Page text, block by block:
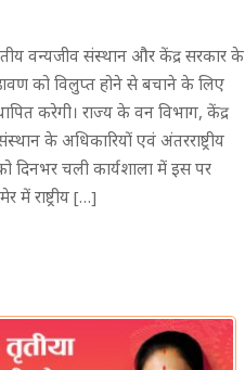
वन्यजीव संस्थान और केंद्र सरकार के
को विलुप्त होने से बचाने के लिए
करेगी। राज्य के वन विभाग, केंद्र
के अधिकारियों एवं अंतरराष्ट्रीय
दिनभर चली कार्यशाला में इस पर
में राष्ट्रीय […]